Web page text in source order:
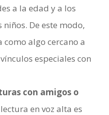
a la edad y a los
niños. De este modo,
como algo cercano a
especiales con
con amigos o
en voz alta es